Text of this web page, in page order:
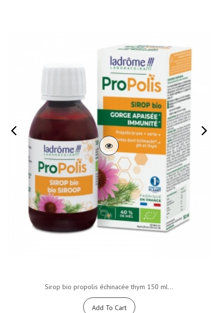
Sirop bio propolis échinacée thym 150 ml...
Add To Cart